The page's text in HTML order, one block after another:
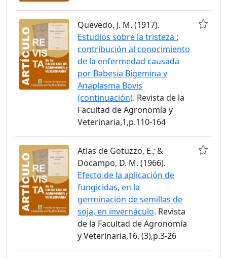
Quevedo, J. M. (1917).
Estudios sobre la tristeza :
contribución al conocimiento
de la enfermedad causada
por Babesia Bigemina y
Anaplasma Bovis
(continuación). Revista de la
Facultad de Agronomía y
Veterinaria,1,p.110-164
Atlas de Gotuzzo, E.; &
Docampo, D. M. (1966).
Efecto de la aplicación de
fungicidas, en la
germinación de semillas de
soja, en invernáculo. Revista
de la Facultad de Agronomía
y Veterinaria,16, (3),p.3-26